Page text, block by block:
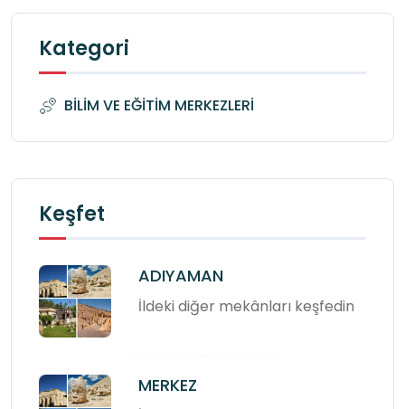
Kategori
BİLİM VE EĞİTİM MERKEZLERİ
Keşfet
ADIYAMAN
İldeki diğer mekânları keşfedin
MERKEZ